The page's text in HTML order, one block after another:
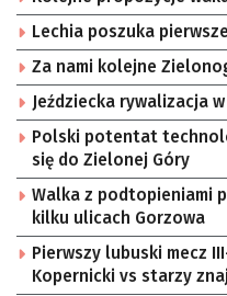
Lechia poszuka
Za nami kolejne
Jeździecka rywalizacja
Polski potentat
się do Zielonej Góry
Walka z podtopieniami
kilku ulicach Gorzowa
Pierwszy lubuski mecz
Kopernicki vs starzy